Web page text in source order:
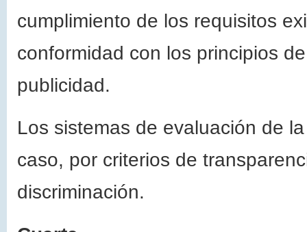
cumplimiento de los requisitos
conformidad con los principios
publicidad.
Los sistemas de evaluación de
caso, por criterios de
discriminación.